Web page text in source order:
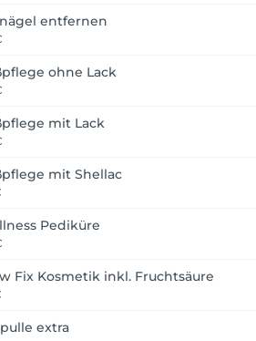
entfernen
ohne Lack
mit Lack
mit Shellac
Pediküre
Fix Kosmetik inkl. Fruchtsäure
extra